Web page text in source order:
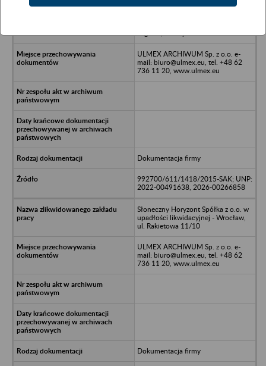
Spółdzielnia Pracy Lekarzy
ULMEX ARCHIWUM Sp. z o.o. e-
mail: biuro@ulmex.eu, tel. +48 62
736 11 20, www.ulmex.eu
Dokumentacja firmy
992700/611/1418/2015-SAK; UNP:
2022-00491638, 2026-00266858
Słoneczny Horyzont Spółka z o.o. w
upadłości likwidacyjnej - Wrocław,
ul. Rakietowa 11/10
ULMEX ARCHIWUM Sp. z o.o. e-
mail: biuro@ulmex.eu, tel. +48 62
736 11 20, www.ulmex.eu
Dokumentacja firmy